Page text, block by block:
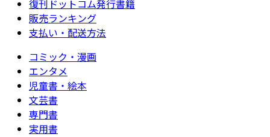
復刊ドットコム発行書籍
販売ランキング
支払い・配送方法
コミック・漫画
エンタメ
児童書・絵本
文芸書
専門書
実用書